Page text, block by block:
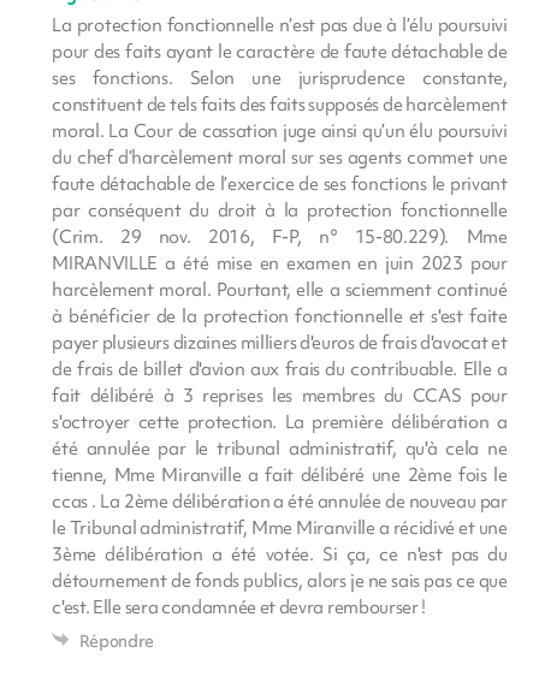
La protection fonctionnelle n’est pas due à l’élu poursuivi
pour des faits ayant le caractère de faute détachable de
ses fonctions. Selon une jurisprudence constante,
constituent de tels faits des faits supposés de harcèlement
moral. La Cour de cassation juge ainsi qu’un élu poursuivi
du chef d’harcèlement moral sur ses agents commet une
faute détachable de l’exercice de ses fonctions le privant
par conséquent du droit à la protection fonctionnelle
(Crim. 29 nov. 2016, F-P, n° 15-80.229). Mme
MIRANVILLE a été mise en examen en juin 2023 pour
harcèlement moral. Pourtant, elle a sciemment continué
à bénéficier de la protection fonctionnelle et s'est faite
payer plusieurs dizaines milliers d'euros de frais d'avocat et
de frais de billet d'avion aux frais du contribuable. Elle a
fait délibéré à 3 reprises les membres du CCAS pour
s'octroyer cette protection. La première délibération a
été annulée par le tribunal administratif, qu'à cela ne
tienne, Mme Miranville a fait délibéré une 2ème fois le
ccas . La 2ème délibération a été annulée de nouveau par
le Tribunal administratif, Mme Miranville a récidivé et une
3ème délibération a été votée. Si ça, ce n'est pas du
détournement de fonds publics, alors je ne sais pas ce que
c'est. Elle sera condamnée et devra rembourser !
Répondre